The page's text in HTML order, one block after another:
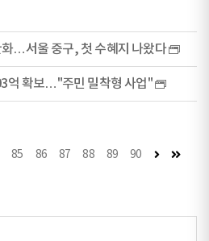
…서울 중구, 첫 수혜지 나왔다
억 확보…"주민 밀착형 사업"
85 86 87 88 89 90 다음 페이지
마지